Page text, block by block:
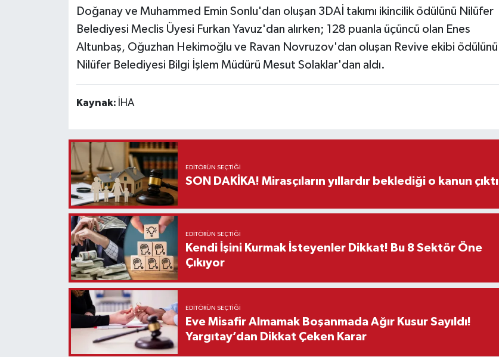
Doğanay ve Muhammed Emin Sonlu'dan oluşan 3DAİ takımı ikincilik ödülünü Nilüfer
Belediyesi Meclis Üyesi Furkan Yavuz'dan alırken; 128 puanla üçüncü olan Enes
Altunbaş, Oğuzhan Hekimoğlu ve Ravan Novruzov'dan oluşan Revive ekibi ödülünü
Nilüfer Belediyesi Bilgi İşlem Müdürü Mesut Solaklar'dan aldı.
Kaynak: İHA
EDITÖRÜN SEÇTIĞI
SON DAKİKA! Mirasçıların yıllardır beklediği o kanun çıktı
EDITÖRÜN SEÇTIĞI
Kendi İşini Kurmak İsteyenler Dikkat! Bu 8 Sektör Öne
Çıkıyor
EDITÖRÜN SEÇTIĞI
Eve Misafir Almamak Boşanmada Ağır Kusur Sayıldı!
Yargıtay’dan Dikkat Çeken Karar